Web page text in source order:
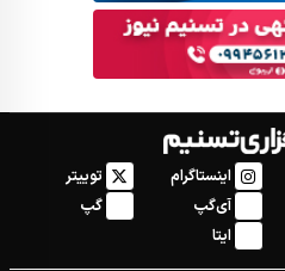
اینستاگرام
توییتر
آی‌گپ
گپ
ایتا